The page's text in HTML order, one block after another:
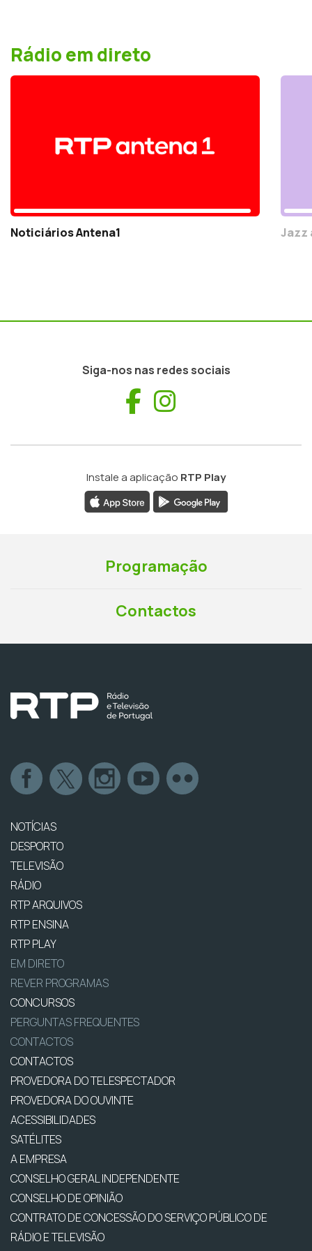
Rádio em direto
Noticiários Antena1 Jazz
Siga-nos nas redes sociais
Facebook
Instale a aplicação RTP Play
Programação
Contactos
NOTÍCIAS
DESPORTO
TELEVISÃO
RÁDIO
RTP ARQUIVOS
RTP ENSINA
RTP PLAY
EM DIRETO
REVER PROGRAMAS
CONCURSOS
PERGUNTAS FREQUENTES
CONTACTOS
CONTACTOS
PROVEDORA DO TELESPECTADOR
PROVEDORA DO OUVINTE
ACESSIBILIDADES
SATÉLITES
A EMPRESA
CONSELHO GERAL INDEPENDENTE
CONSELHO DE OPINIÃO
CONTRATO DE CONCESSÃO DO SERVIÇO PÚBLICO DE
RÁDIO E TELEVISÃO